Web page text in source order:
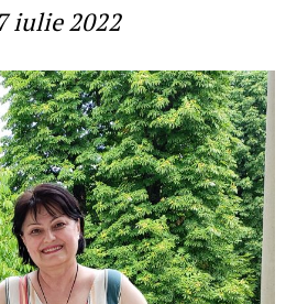
iulie 2022